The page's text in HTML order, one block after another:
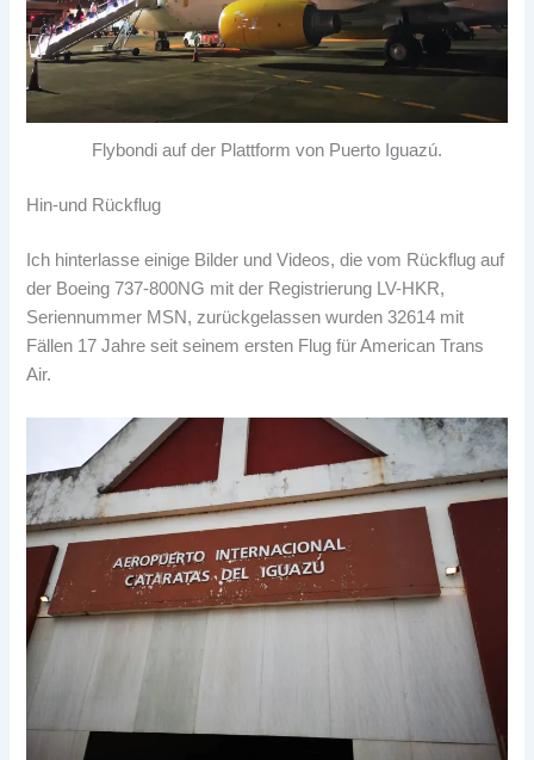
Flybondi auf der Plattform von Puerto Iguazú.
Hin-und Rückflug
Ich hinterlasse einige Bilder und Videos, die vom Rückflug auf
der Boeing 737-800NG mit der Registrierung LV-HKR,
Seriennummer MSN, zurückgelassen wurden 32614 mit
Fällen 17 Jahre seit seinem ersten Flug für American Trans
Air.